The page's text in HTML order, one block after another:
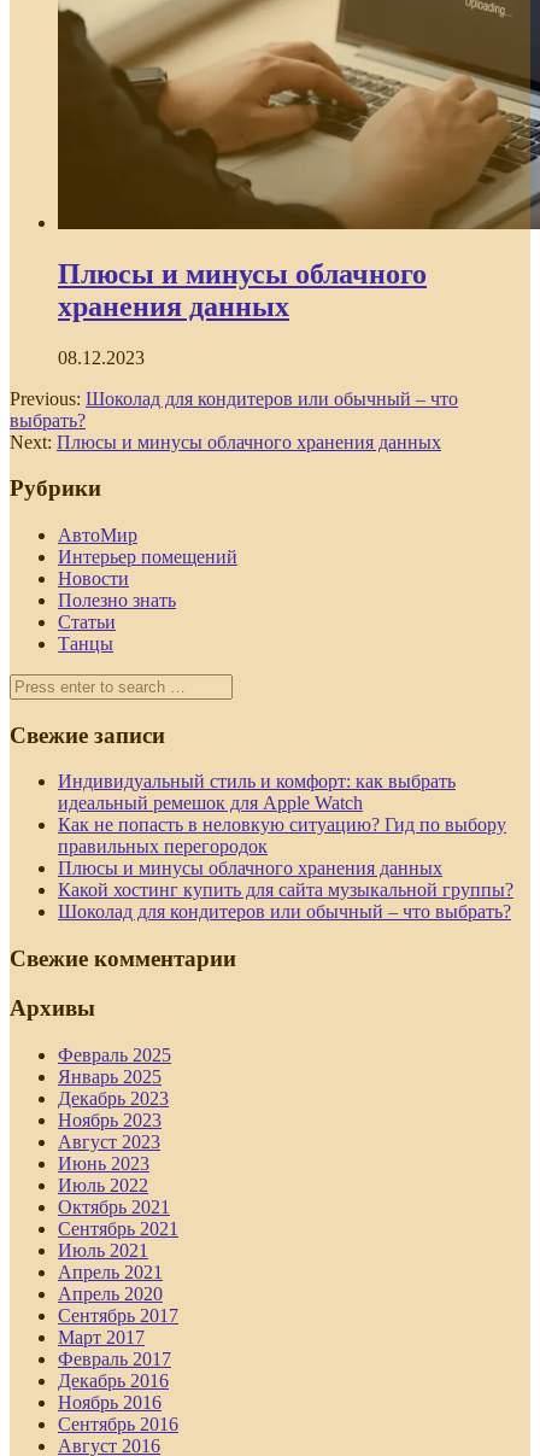
Плюсы и минусы облачного
хранения данных
08.12.2023
Previous: Шоколад для кондитеров или обычный – что
выбрать?
Next: Плюсы и минусы облачного хранения данных
Рубрики
АвтоМир
Интерьер помещений
Новости
Полезно знать
Статьи
Танцы
Свежие записи
Индивидуальный стиль и комфорт: как выбрать
идеальный ремешок для Apple Watch
Как не попасть в неловкую ситуацию? Гид по выбору
правильных перегородок
Плюсы и минусы облачного хранения данных
Какой хостинг купить для сайта музыкальной группы?
Шоколад для кондитеров или обычный – что выбрать?
Свежие комментарии
Архивы
Февраль 2025
Январь 2025
Декабрь 2023
Ноябрь 2023
Август 2023
Июнь 2023
Июль 2022
Октябрь 2021
Сентябрь 2021
Июль 2021
Апрель 2021
Апрель 2020
Сентябрь 2017
Март 2017
Февраль 2017
Декабрь 2016
Ноябрь 2016
Сентябрь 2016
Август 2016